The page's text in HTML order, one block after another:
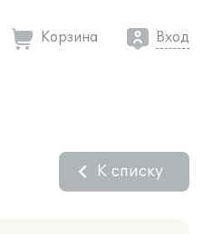
Корзина Вход
К списку